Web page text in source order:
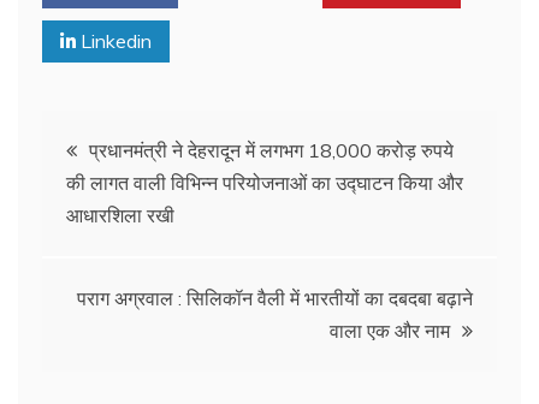
Linkedin
प्रधानमंत्री ने देहरादून में लगभग 18,000 करोड़ रुपये
की लागत वाली विभिन्न परियोजनाओं का उद्घाटन किया और
आधारशिला रखी
पराग अग्रवाल : सिलिकॉन वैली में भारतीयों का दबदबा बढ़ाने
वाला एक और नाम